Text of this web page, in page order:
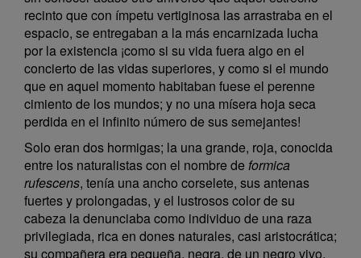
recinto que con ímpetu vertiginosa las arrastraba en el
espacio, se entregaban a la más encarnizada lucha
por la existencia ¡como si su vida fuera algo en el
concierto de las vidas superiores, y como si el mundo
que en aquel momento habitaban fuese el perenne
cimiento de los mundos; y no una mísera hoja seca
perdida en el infinito número de sus semejantes!
Solo eran dos hormigas; la una grande, roja, conocida
entre los naturalistas con el nombre de formica
rufescens, tenía una ancho corselete, sus antenas
fuertes y prolongadas, y el lustrosos color de su
cabeza la denunciaba como individuo de una raza
privilegiada, rica en dones naturales, casi aristocrática;
su compañera era pequeña, negra, de un negro vivo,